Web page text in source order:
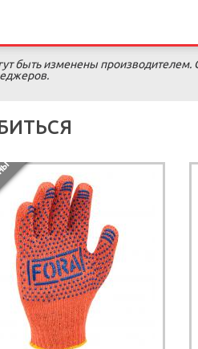
быть изменены производителем.